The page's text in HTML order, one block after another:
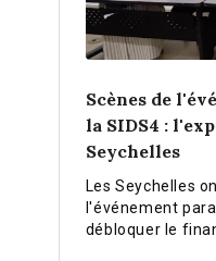
Scènes de
la SIDS4 :
Seychelles
Les Seychelles
l'événement
débloquer le